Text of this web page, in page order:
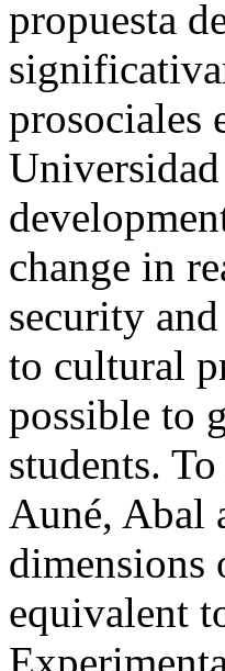
propuesta
prosociales
change in
security
to cultural
possible to
students.
Auné, Abal
dimensions
equivalent